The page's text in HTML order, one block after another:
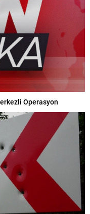
Operasyon